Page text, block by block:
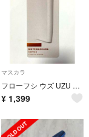
マスカラ
フローフシ ウズ UZU BY FLOWFUSHモテマスカラ コッパー
¥ 1,399